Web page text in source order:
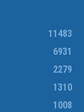
11483
6931
2279
1310
1008